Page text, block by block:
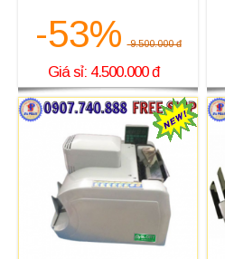
-53% 9.500.000 đ
Giá sỉ: 4.500.000 đ